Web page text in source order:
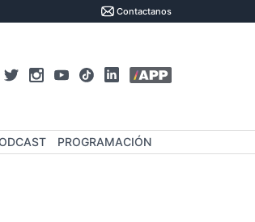
Contactanos
PROGRAMACIÓN